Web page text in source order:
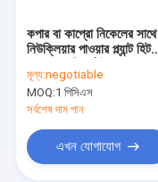
কপার বা কাপ্রো নিকেলের সাথে
নিউক্লিয়ার পাওয়ার প্ল্যান্ট হিট
মূল্য:negotiable
MOQ:1 পিসিএস
সর্বশেষ দাম পান
এখন যোগাযোগ